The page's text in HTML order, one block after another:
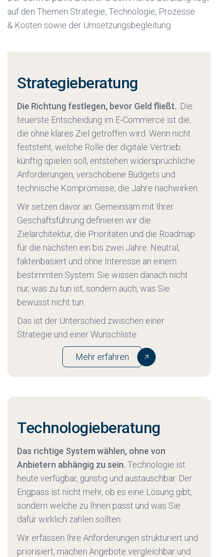
vergleichen können. So vermeiden Sie es, ein
System zu kaufen, das die Hälfte Ihrer
Anforderungen nicht abdeckt.
was Sie brauchen.Wir übernehmen die Rolle
Ihrer externen E-Commerce-Abteilung. Wir
steuern Dienstleister, priorisieren Aufgaben,
auf den Themen Strategie, Technologie, Prozesse
& Kosten sowie der Umsetzungsbegleitung.
Strategieberatung
Die Richtung festlegen, bevor Geld fließt. .Die
teuerste Entscheidung im E-Commerce ist die,
die ohne klares Ziel getroffen wird. Wenn nicht
feststeht, welche Rolle der digitale Vertrieb
künftig spielen soll, entstehen widersprüchliche
Anforderungen, verschobene Budgets und
technische Kompromisse, die Jahre nachwirken.
Wir setzen davor an. Gemeinsam mit Ihrer
Geschäftsführung definieren wir die
Zielarchitektur, die Prioritäten und die Roadmap
für die nächsten ein bis zwei Jahre. Neutral,
faktenbasiert und ohne Interesse an einem
bestimmten System. Sie wissen danach nicht
nur, was zu tun ist, sondern auch, was Sie
bewusst nicht tun.
Das ist der Unterschied zwischen einer
Strategie und einer Wunschliste.
Mehr erfahren
Technologieberatung
Das richtige System wählen, ohne von
Anbietern abhängig zu sein. Technologie ist
heute verfügbar, günstig und austauschbar. Der
Engpass ist nicht mehr, ob es eine Lösung gibt,
sondern welche zu Ihnen passt und was Sie
dafür wirklich zahlen sollten.
Wir erfassen Ihre Anforderungen strukturiert und
priorisiert, machen Angebote vergleichbar und